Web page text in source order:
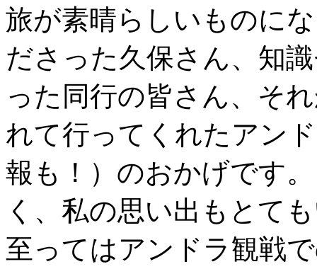
旅が素晴らしいものに
ださった久保さん、知
った同行の皆さん、そ
れて行ってくれたアン
報も！）のおかげです
く、私の思い出もとて
至ってはアンドラ観戦